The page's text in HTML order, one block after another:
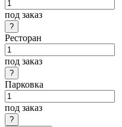
под заказ
Ресторан
под заказ
Парковка
под заказ